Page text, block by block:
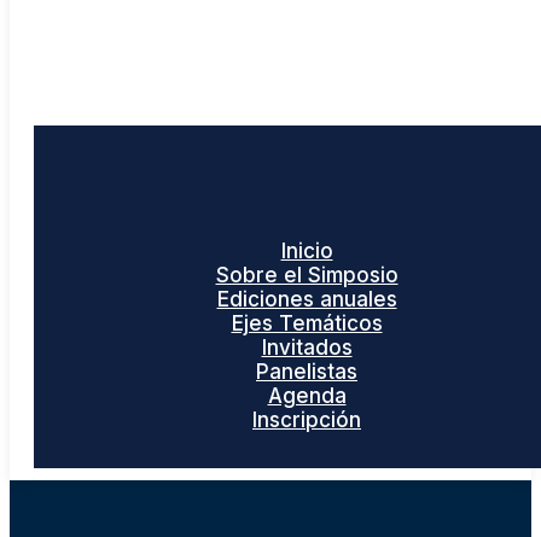
Inicio
Sobre el Simposio
Ediciones anuales
Ejes Temáticos
Invitados
Panelistas
Agenda
Inscripción